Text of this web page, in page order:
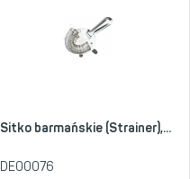
Sitko barmańskie (Strainer),...
DE00076